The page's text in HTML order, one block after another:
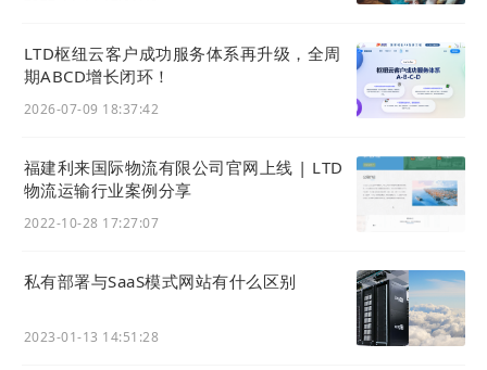
“SEO高级设置”标签页，为关键词、描述、标题进行
优化，提升该知识页面在搜索引擎中的可见度。
4
保存并发布知识。销售或客服人员可在列表页搜索，
并通过“分享”按钮将标准答案即时发送给客户。知识
批量管理与持续运营
管理员可利用批量功能（修改分类、删除）高效维护
LTD枢纽云客户成功服务体系再升级，全周
期ABCD增长闭环！
2026-07-09 18:37:42
福建利来国际物流有限公司官网上线 | LTD
物流运输行业案例分享
2022-10-28 17:27:07
私有部署与SaaS模式网站有什么区别
2023-01-13 14:51:28